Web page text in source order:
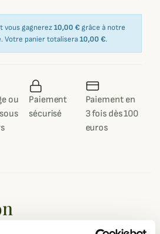
vous gagnerez10,00 € grâce à notre
Votre panier totalisera10,00 €.
ou
Paiement
sécurisé
Paiement en
3 fois dès 100
euros
, la veste